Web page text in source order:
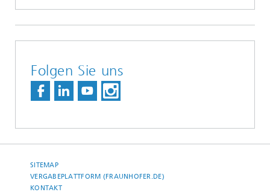
Folgen Sie uns
SITEMAP
VERGABEPLATTFORM (FRAUNHOFER.DE)
KONTAKT